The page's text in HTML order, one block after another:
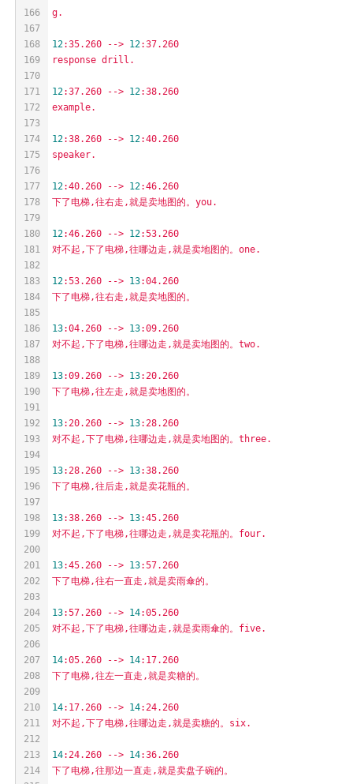
166
167
168
169
170
171
172
173
174
175
176
177
178
179
180
181
182
183
184
185
186
187
188
189
190
191
192
193
194
195
196
197
198
199
200
201
202
203
204
205
206
207
208
209
210
211
212
213
214
g.
12:35.260 --> 12:37.260
response drill.
12:37.260 --> 12:38.260
example.
12:38.260 --> 12:40.260
speaker.
12:40.260 --> 12:46.260
下了电梯,往右走,就是卖地图的。you.
12:46.260 --> 12:53.260
对不起,下了电梯,往哪边走,就是卖地图的。one.
12:53.260 --> 13:04.260
下了电梯,往右走,就是卖地图的。
13:04.260 --> 13:09.260
对不起,下了电梯,往哪边走,就是卖地图的。two.
13:09.260 --> 13:20.260
下了电梯,往左走,就是卖地图的。
13:20.260 --> 13:28.260
对不起,下了电梯,往哪边走,就是卖地图的。three.
13:28.260 --> 13:38.260
下了电梯,往后走,就是卖花瓶的。
13:38.260 --> 13:45.260
对不起,下了电梯,往哪边走,就是卖花瓶的。four.
13:45.260 --> 13:57.260
下了电梯,往右一直走,就是卖雨傘的。
13:57.260 --> 14:05.260
对不起,下了电梯,往哪边走,就是卖雨傘的。five.
14:05.260 --> 14:17.260
下了电梯,往左一直走,就是卖糖的。
14:17.260 --> 14:24.260
对不起,下了电梯,往哪边走,就是卖糖的。six.
14:24.260 --> 14:36.260
下了电梯,往那边一直走,就是卖盘子碗的。